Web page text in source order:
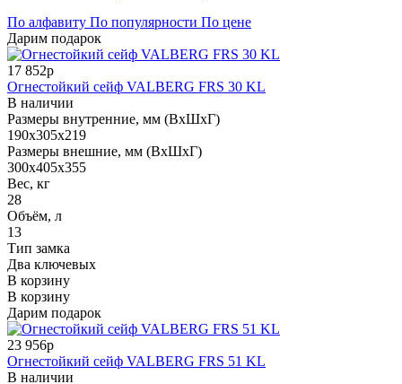
По алфавиту По популярности По цене
Дарим подарок
17 852р
Огнестойкий сейф VALBERG FRS 30 KL
В наличии
Размеры внутренние, мм (ВхШхГ)
190x305x219
Размеры внешние, мм (ВхШхГ)
300x405x355
Вес, кг
28
Объём, л
13
Тип замка
Два ключевых
В корзину
В корзину
Дарим подарок
23 956р
Огнестойкий сейф VALBERG FRS 51 KL
В наличии